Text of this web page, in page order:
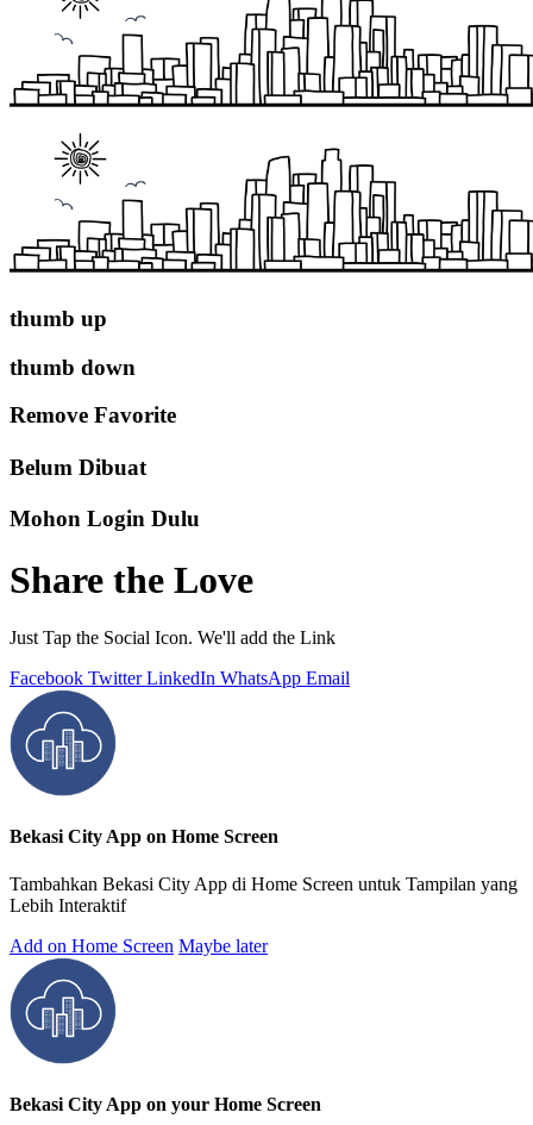
thumb up
thumb down
Remove Favorite
Belum Dibuat
Mohon Login Dulu
Share the Love
Just Tap the Social Icon. We'll add the Link
Facebook Twitter LinkedIn WhatsApp Email
Bekasi City App on Home Screen
Tambahkan Bekasi City App di Home Screen untuk Tampilan yang
Lebih Interaktif
Add on Home Screen Maybe later
Bekasi City App on your Home Screen